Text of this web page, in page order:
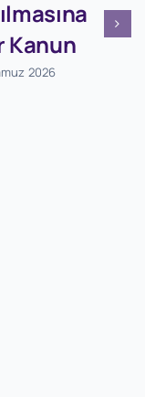
Kanun
2026